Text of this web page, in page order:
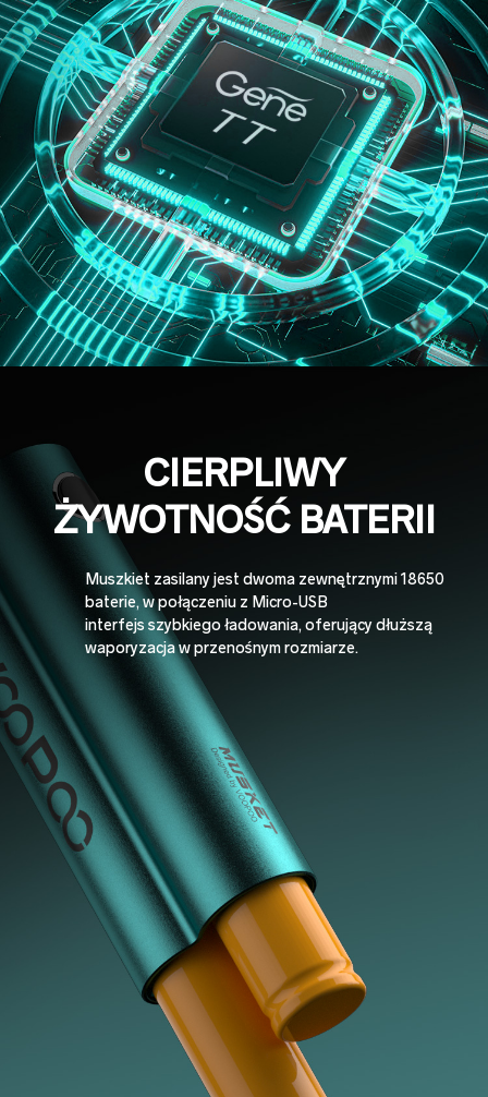
CIERPLIWY
ŻYWOTNOŚĆ BATERII
Muszkiet zasilany jest dwoma zewnętrznymi 18650
baterie, w połączeniu z Micro-USB
interfejs szybkiego ładowania, oferujący dłuższą
waporyzacja w przenośnym rozmiarze.